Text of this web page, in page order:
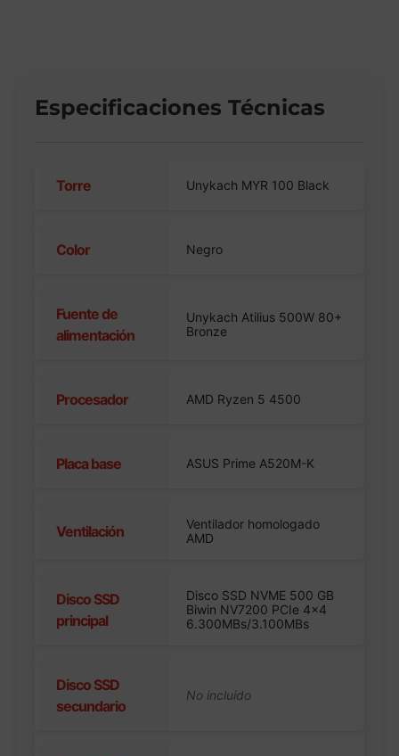
Especificaciones Técnicas
Torre Unykach MYR 100 Black
Color Negro
Fuente de
alimentación
Unykach Atilius 500W 80+
Bronze
Procesador AMD Ryzen 5 4500
Placa base ASUS Prime A520M-K
Ventilación
Ventilador homologado
AMD
Disco SSD
principal
Disco SSD NVME 500 GB
Biwin NV7200 PCIe 4×4
6.300MBs/3.100MBs
Disco SSD
secundario